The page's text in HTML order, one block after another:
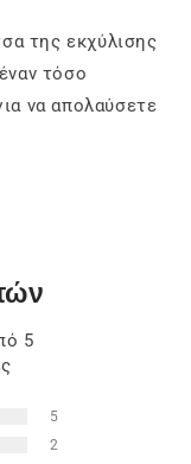
της εκχύλισης
έναν τόσο
να απολαύσετε
5
5
2